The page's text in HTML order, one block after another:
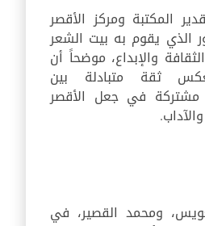
المكتبة ومركز الأقصر
الذي يقوم به بيت الشعر
والإبداع، موضحاً أن
ثقة متبادلة بين
مشتركة في جعل الأقصر
ومحمد القصير، في